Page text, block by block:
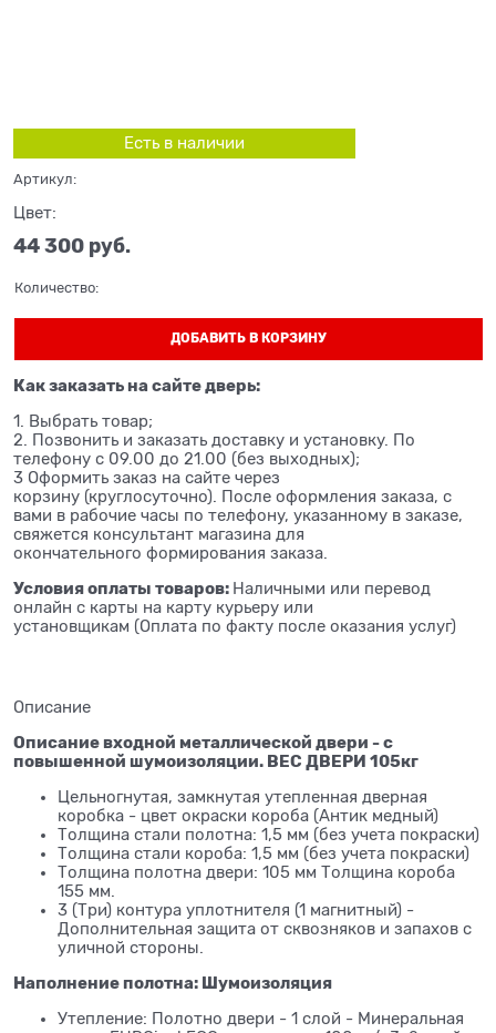
Есть в наличии
Артикул:
Цвет:
44 300 руб.
Количество:
ДОБАВИТЬ В КОРЗИНУ
Как заказать на сайте дверь:
1. Выбрать товар;
2. Позвонить и заказать доставку и установку. По
телефону с 09.00 до 21.00 (без выходных);
3 Оформить заказ на сайте через
корзину (круглосуточно). После оформления заказа, с
вами в рабочие часы по телефону, указанному в заказе,
свяжется консультант магазина для
окончательного формирования заказа.
Условия оплаты товаров: Наличными или перевод
онлайн с карты на карту курьеру или
установщикам (Оплата по факту после оказания услуг)
Описание
Описание входной металлической двери - с
повышенной шумоизоляции. ВЕС ДВЕРИ 105кг
Цельногнутая, замкнутая утепленная дверная
коробка - цвет окраски короба (Антик медный)
Толщина стали полотна: 1,5 мм (без учета покраски)
Толщина стали короба: 1,5 мм (без учета покраски)
Толщина полотна двери: 105 мм Толщина короба
155 мм.
3 (Три) контура уплотнителя (1 магнитный) -
Дополнительная защита от сквозняков и запахов с
уличной стороны.
Наполнение полотна: Шумоизоляция
Утепление: Полотно двери - 1 слой - Минеральная